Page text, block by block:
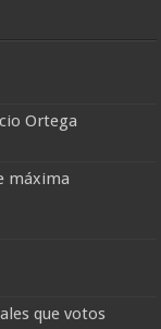
Ortega
máxima
que votos